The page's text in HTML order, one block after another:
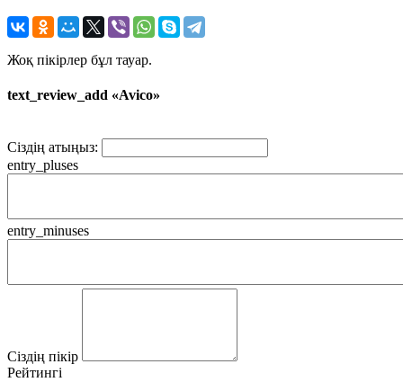
Жоқ пікірлер бұл тауар.
text_review_add «Avico»
Сіздің атыңыз:
entry_pluses
entry_minuses
Сіздің пікір
Рейтингі